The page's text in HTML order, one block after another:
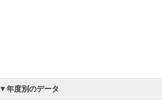
▼年度別のデータ